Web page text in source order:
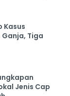
Kasus
Tiga
Jenis Cap